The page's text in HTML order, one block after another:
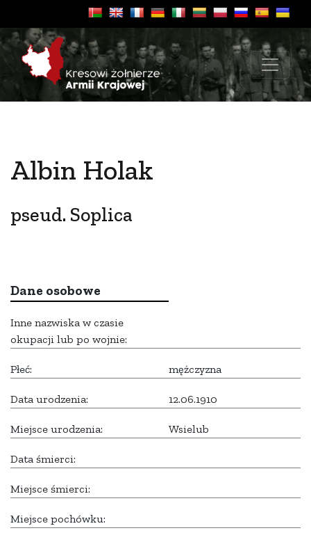
Albin Holak
pseud. Soplica
Dane osobowe
Inne nazwiska w czasie
okupacji lub po wojnie:
Płeć: mężczyzna
Data urodzenia: 12.06.1910
Miejsce urodzenia: Wsielub
Data śmierci:
Miejsce śmierci:
Miejsce pochówku: